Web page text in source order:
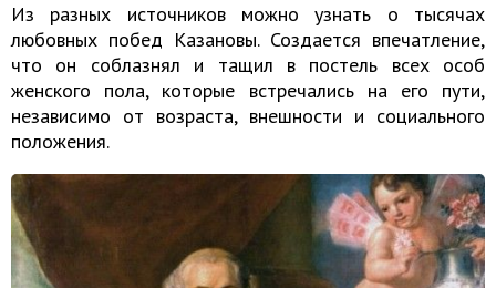
Из разных источников можно узнать о тысячах
любовных побед Казановы. Создается впечатление,
что он соблазнял и тащил в постель всех особ
женского пола, которые встречались на его пути,
независимо от возраста, внешности и социального
положения.